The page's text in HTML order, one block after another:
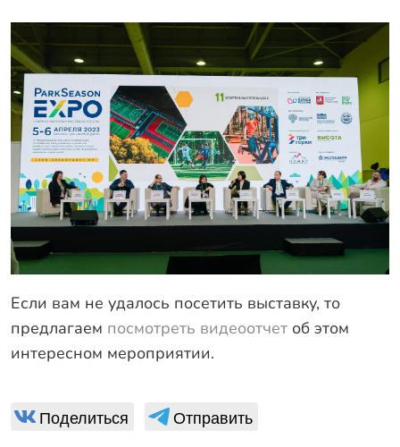
Если вам не удалось посетить выставку, то
предлагаем посмотреть видеоотчет об этом
интересном мероприятии.
Поделиться Отправить